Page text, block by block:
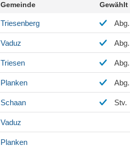
Gemeinde Gewählt
Triesenberg Abg.
Vaduz Abg.
Triesen Abg.
Planken Abg.
Schaan Stv.
Vaduz
Planken